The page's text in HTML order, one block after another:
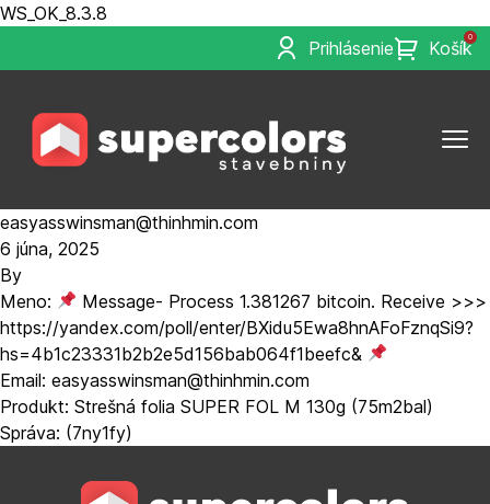
WS_OK_8.3.8
Prihlásenie
0
Košík
easyasswinsman@thinhmin.com
6 júna, 2025
By
Meno:
Message- Process 1.381267 bitcoin. Receive >>>
https://yandex.com/poll/enter/BXidu5Ewa8hnAFoFznqSi9?
hs=4b1c23331b2b2e5d156bab064f1beefc&
Email: easyasswinsman@thinhmin.com
Produkt: Strešná folia SUPER FOL M 130g (75m2bal)
Správa: (7ny1fy)